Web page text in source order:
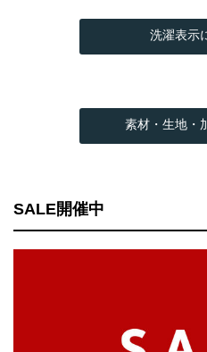
洗濯表示
素材・生地・
SALE開催中